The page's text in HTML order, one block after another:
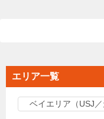
エリア一覧